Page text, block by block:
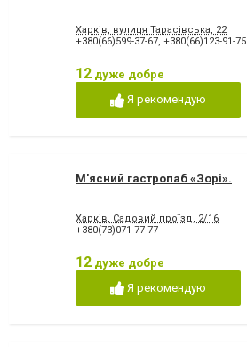
Харків, вулиця Тарасівська, 22
+380(66)599-37-67, +380(66)123-91-75
12 дуже добре
Я рекомендую
М'ясний гастропаб «Зорі».
Харків, Садовий проїзд, 2/16
+380(73)071-77-77
12 дуже добре
Я рекомендую